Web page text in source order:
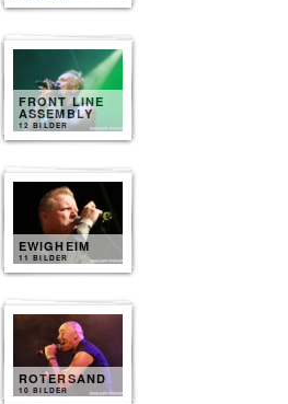
FRONT LINE
ASSEMBLY
12 BILDER
EWIGHEIM
11 BILDER
ROTERSAND
10 BILDER